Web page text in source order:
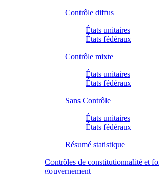
Contrôle diffus
États unitaires
États fédéraux
Contrôle mixte
États unitaires
États fédéraux
Sans Contrôle
États unitaires
États fédéraux
Résumé statistique
Contrôles de constitutionnalité et
gouvernement